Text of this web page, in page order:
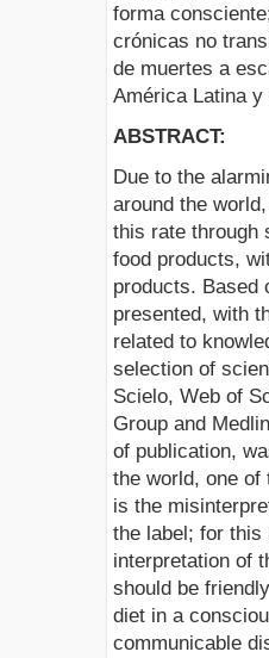
forma
crónicas no
de muertes a
América Latina y
ABSTRACT:
Due to the
around the
this rate through
food products,
products. Based
presented, with
related to
selection of
Scielo, Web of
Group and
of publication,
the world, one of
is the
the label; for this
interpretation of
should be
diet in a
communicable